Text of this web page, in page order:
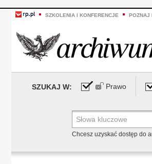
SZKOLENIA I KONFERENCJE POZNAJ
SZUKAJ W: Prawo
Chcesz uzyskać dostęp do